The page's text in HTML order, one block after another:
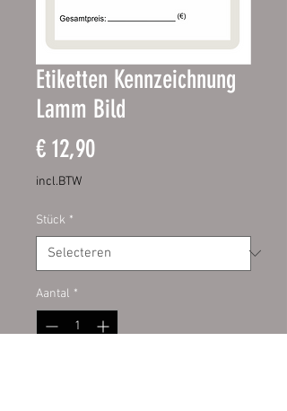
Etiketten Kennzeichnung
Lamm Bild
€ 12,90Prijs
incl.BTW
Stück *
Aantal *